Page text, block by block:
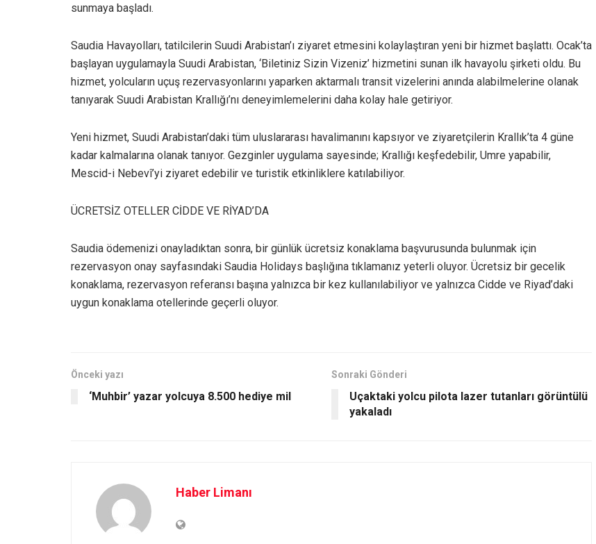
sunmaya başladı.
Saudia Havayolları, tatilcilerin Suudi Arabistan’ı ziyaret etmesini kolaylaştıran yeni bir hizmet başlattı. Ocak’ta
başlayan uygulamayla Suudi Arabistan, ‘Biletiniz Sizin Vizeniz’ hizmetini sunan ilk havayolu şirketi oldu. Bu
hizmet, yolcuların uçuş rezervasyonlarını yaparken aktarmalı transit vizelerini anında alabilmelerine olanak
tanıyarak Suudi Arabistan Krallığı’nı deneyimlemelerini daha kolay hale getiriyor.
Yeni hizmet, Suudi Arabistan’daki tüm uluslararası havalimanını kapsıyor ve ziyaretçilerin Krallık’ta 4 güne
kadar kalmalarına olanak tanıyor. Gezginler uygulama sayesinde; Krallığı keşfedebilir, Umre yapabilir,
Mescid-i Nebevî’yi ziyaret edebilir ve turistik etkinliklere katılabiliyor.
ÜCRETSİZ OTELLER CİDDE VE RİYAD’DA
Saudia ödemenizi onayladıktan sonra, bir günlük ücretsiz konaklama başvurusunda bulunmak için
rezervasyon onay sayfasındaki Saudia Holidays başlığına tıklamanız yeterli oluyor. Ücretsiz bir gecelik
konaklama, rezervasyon referansı başına yalnızca bir kez kullanılabiliyor ve yalnızca Cidde ve Riyad’daki
uygun konaklama otellerinde geçerli oluyor.
Önceki yazı
‘Muhbir’ yazar yolcuya 8.500 hediye mil
Sonraki Gönderi
Uçaktaki yolcu pilota lazer tutanları görüntülü
yakaladı
Haber Limanı